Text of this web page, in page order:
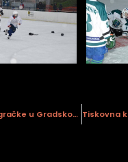
Drvene igračke u Gradskom muzeju Sisak